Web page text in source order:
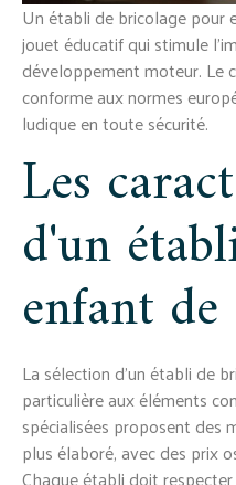
Un établi de bricolage pour
jouet éducatif qui stimule
développement moteur. Le
conforme aux normes
ludique en toute sécurité.
Les
d'un
enfant
La sélection d'un établi de
particulière aux éléments
spécialisées proposent des
plus élaboré, avec des prix